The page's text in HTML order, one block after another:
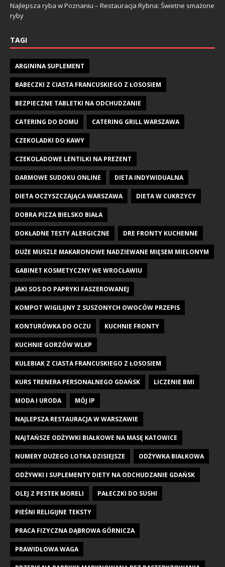
Najlepsza ryba w Poznaniu – Restauracja Rybna: Świetne smażone
ryby
TAGI
ARGININA SUPLEMENT
BABECZKI Z CIASTA FRANCUSKIEGO Z ŁOSOSIEM
BEZPIECZNE TABLETKI NA ODCHUDZANIE
CATERING DO DOMU CATERING GRILL WARSZAWA
CZEKOLADKI DO KAWY
CZEKOLADOWE LENTILKI NA PREZENT
DARMOWE SUDOKU ONLINE DIETA INDYWIDUALNA
DIETA OCZYSZCZAJĄCA WARSZAWA DIETA W CUKRZYCY
DOBRA PIZZA BIELSKO BIAŁA
DOKŁADNE TESTY ALERGICZNE DRE FRONTY KUCHENNE
DUŻE MUSZLE MAKARONOWE NADZIEWANE MIĘSEM MIELONYM
GABINET KOSMETYCZNY WE WROCŁAWIU
JAKI SOS DO PAPRYKI FASZEROWANEJ
KOMPOT WIGILIJNY Z SUSZONYCH OWOCÓW PRZEPIS
KONTURÓWKA DO OCZU KUCHNIE FRONTY
KUCHNIE GORZÓW WLKP
KULEBIAK Z CIASTA FRANCUSKIEGO Z ŁOSOSIEM
KURS TRENERA PERSONALNEGO GDAŃSK LICZENIE BMI
MODA I URODA MÓJ IP
NAJLEPSZA RESTAURACJA W WARSZAWIE
NAJTAŃSZE ODŻYWKI BIAŁKOWE NA MASĘ KATOWICE
NUMERY DUŻEGO LOTKA DZISIEJSZE ODŻYWKA BIAŁKOWA
ODŻYWKI I SUPLEMENTY DIETY NA ODCHUDZANIE GDAŃSK
OLEJ Z PESTEK MORELI PAŁECZKI DO SUSHI
PIEŚNI RELIGIJNE TEKSTY
PRACA FIZYCZNA DĄBROWA GÓRNICZA
PRAWIDŁOWA WAGA